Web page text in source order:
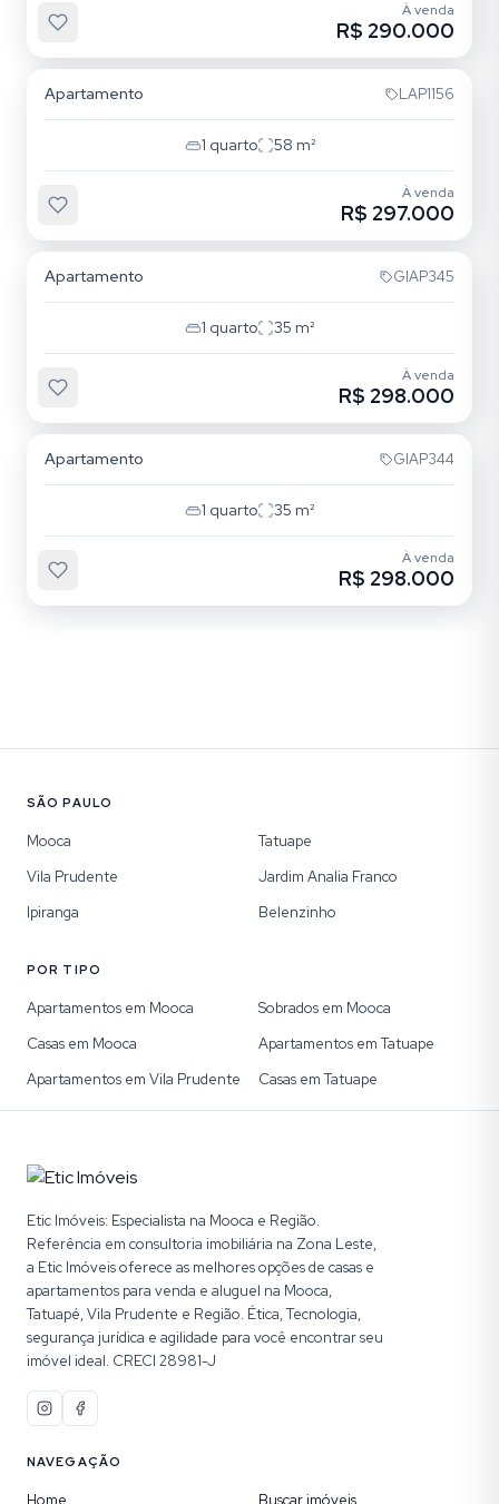
À venda
R$ 290.000
Apartamento LAP1156
1 quarto 58 m²
À venda
R$ 297.000
Apartamento GIAP345
1 quarto 35 m²
À venda
R$ 298.000
Apartamento GIAP344
1 quarto 35 m²
À venda
R$ 298.000
SÃO PAULO
Mooca
Tatuape
Vila Prudente
Jardim Analia Franco
Ipiranga
Belenzinho
POR TIPO
Apartamentos em Mooca
Sobrados em Mooca
Casas em Mooca
Apartamentos em Tatuape
Apartamentos em Vila Prudente
Casas em Tatuape
Etic Imóveis: Especialista na Mooca e Região.
Referência em consultoria imobiliária na Zona Leste,
a Etic Imóveis oferece as melhores opções de casas e
apartamentos para venda e aluguel na Mooca,
Tatuapé, Vila Prudente e Região. Ética, Tecnologia,
segurança jurídica e agilidade para você encontrar seu
imóvel ideal. CRECI 28981-J
NAVEGAÇÃO
Home Buscar imóveis